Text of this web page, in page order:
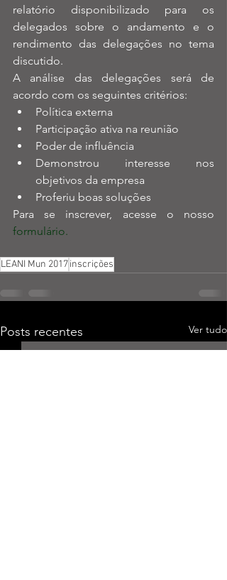
relatório disponibilizado para os
delegados sobre o andamento e o
rendimento das delegações no tema
discutido.
A análise das delegações será de
acordo com os seguintes critérios:
Política externa
Participação ativa na reunião
Poder de influência
Demonstrou interesse nos
objetivos da empresa
Proferiu boas soluções
formulário.
LEANI Mun 2017inscrições
Posts recentes Ver tudo